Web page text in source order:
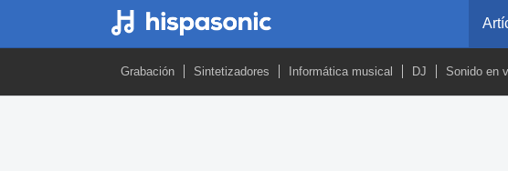
Grabación Sintetizadores Informática musical DJ Sonido en